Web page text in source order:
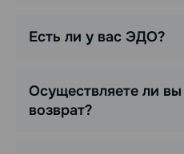
Есть ли у вас ЭДО?
Осуществляете ли
возврат?